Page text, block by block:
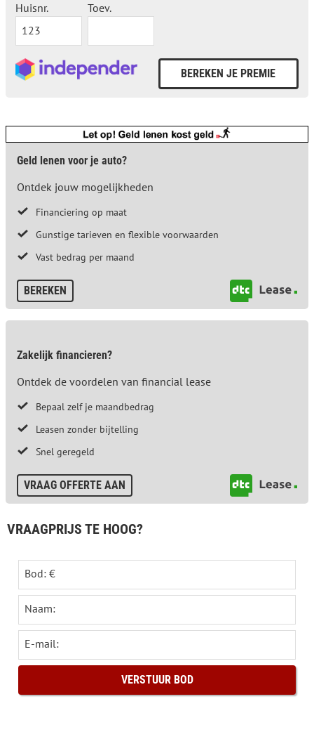
Huisnr. Toev.
Geld lenen voor je auto?
Ontdek jouw mogelijkheden
Financiering op maat
Gunstige tarieven en flexible voorwaarden
Vast bedrag per maand
BEREKEN
Zakelijk financieren?
Ontdek de voordelen van financial lease
Bepaal zelf je maandbedrag
Leasen zonder bijtelling
Snel geregeld
VRAAG OFFERTE AAN
VRAAGPRIJS TE HOOG?
Bod: €
Naam:
E-mail: